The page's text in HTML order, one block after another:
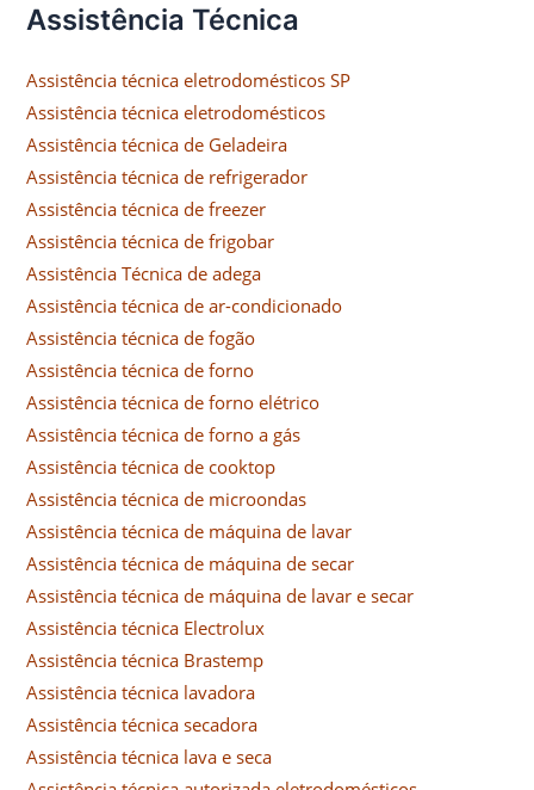
Assistência Técnica
Assistência técnica eletrodomésticos SP
Assistência técnica eletrodomésticos
Assistência técnica de Geladeira
Assistência técnica de refrigerador
Assistência técnica de freezer
Assistência técnica de frigobar
Assistência Técnica de adega
Assistência técnica de ar-condicionado
Assistência técnica de fogão
Assistência técnica de forno
Assistência técnica de forno elétrico
Assistência técnica de forno a gás
Assistência técnica de cooktop
Assistência técnica de microondas
Assistência técnica de máquina de lavar
Assistência técnica de máquina de secar
Assistência técnica de máquina de lavar e secar
Assistência técnica Electrolux
Assistência técnica Brastemp
Assistência técnica lavadora
Assistência técnica secadora
Assistência técnica lava e seca